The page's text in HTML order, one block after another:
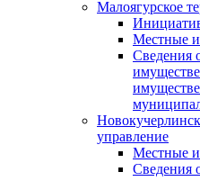
Малоягурское
Местные
Сведения
имуществе
управление
Местные
Сведения